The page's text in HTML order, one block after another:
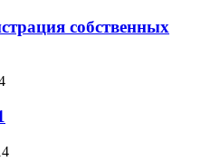
собственных